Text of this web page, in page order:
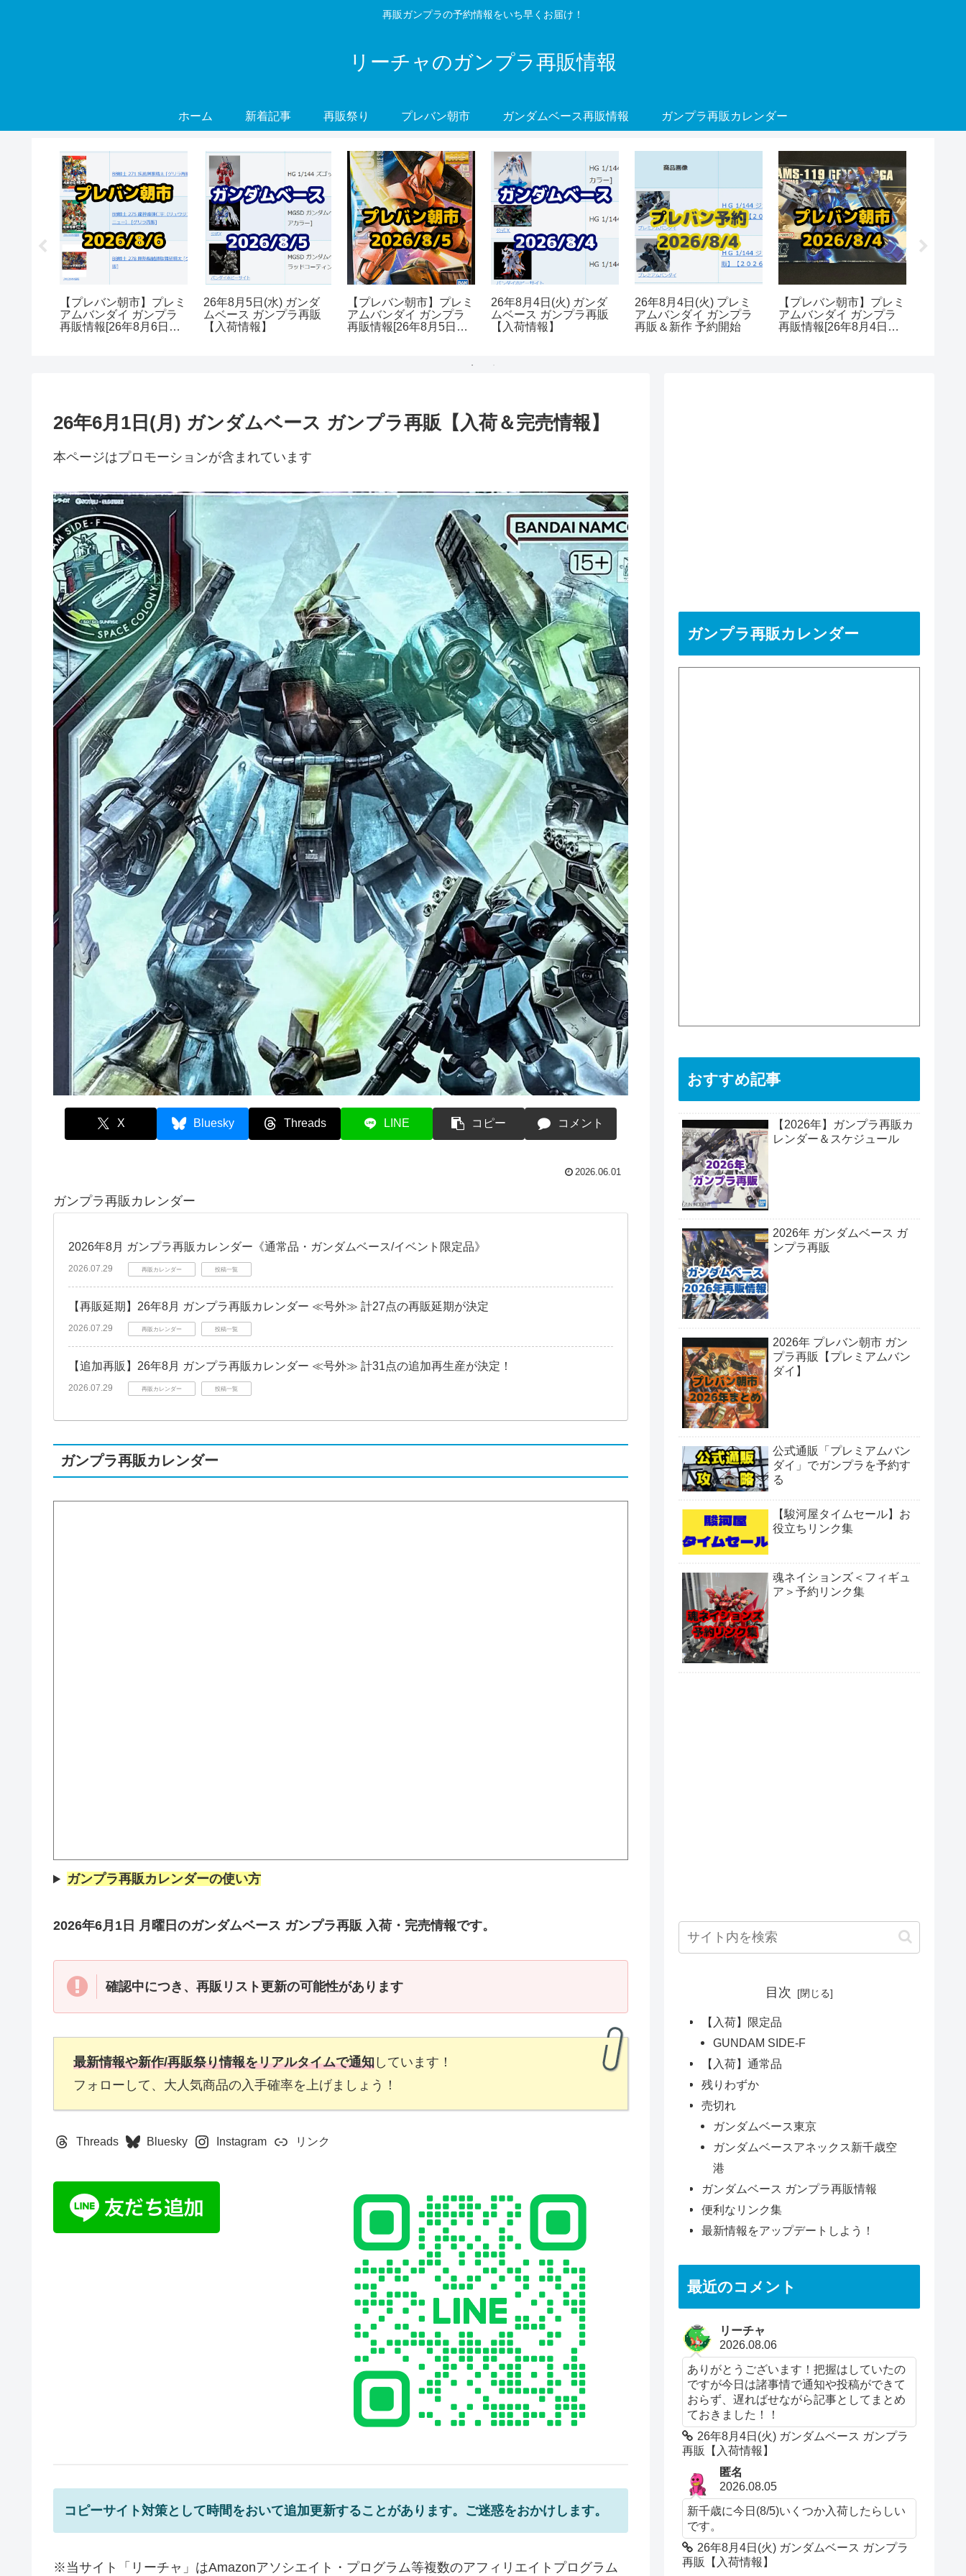
再販ガンプラの予約情報をいち早くお届け！
リーチャのガンプラ再販情報
ホーム 新着記事 再販祭り プレバン朝市 ガンダムベース再販情報 ガンプラ再販カレンダー
【プレバン朝市】プレミ
アムバンダイ ガンプラ
再販情報[26年8月6日
26年8月5日(水) ガンダ
ムベース ガンプラ再販
【入荷情報】
【プレバン朝市】プレミ
アムバンダイ ガンプラ
再販情報[26年8月5日
26年8月4日(火) ガンダ
ムベース ガンプラ再販
【入荷情報】
26年8月4日(火) プレミ
アムバンダイ ガンプラ
再販＆新作 予約開始
【プレバン朝市】プレミ
アムバンダイ ガンプラ
再販情報[26年8月4日
26年6月1日(月) ガンダムベース ガンプラ再販【入荷＆完売情報】
本ページはプロモーションが含まれています
X Bluesky Threads LINE コピー コメント
2026.06.01
ガンプラ再販カレンダー
2026年8月 ガンプラ再販カレンダー《通常品・ガンダムベース/イベント限定品》
2026.07.29 再販カレンダー 投稿一覧
【再販延期】26年8月 ガンプラ再販カレンダー ≪号外≫ 計27点の再販延期が決定
2026.07.29 再販カレンダー 投稿一覧
【追加再販】26年8月 ガンプラ再販カレンダー ≪号外≫ 計31点の追加再生産が決定！
2026.07.29 再販カレンダー 投稿一覧
ガンプラ再販カレンダー
ガンプラ再販カレンダーの使い方
2026年6月1日 月曜 日 のガンダムベース ガンプラ再販 入荷・完売情報です。
確認中につき、 再販リスト更新の可能性があります
最新情報や新作/再販祭り情報をリアルタイムで通知 しています！
フォローして、大人気商品の入手確率を上げましょう！
Threads Bluesky Instagram リンク
コピーサイト対策として時間をおいて追加更新することがあります。ご迷惑をおかけします。
※当サイト「リーチャ」はAmazonアソシエイト・プログラム等複数のアフィリエイトプログラム
ガンプラ再販カレンダー
おすすめ記事
【2026年】ガンプラ再販カ
レンダー＆スケジュール
2026年 ガンダムベース ガ
ンプラ再販
2026年 プレバン朝市 ガン
プラ再販【プレミアムバン
ダイ】
公式通販「プレミアムバン
ダイ」でガンプラを予約す
る
【駿河屋タイムセール】お
役立ちリンク集
魂ネイションズ＜フィギュ
ア＞予約リンク集
目次
【入荷】限定品
GUNDAM SIDE-F
【入荷】通常品
残りわずか
売切れ
ガンダムベース東京
ガンダムベースアネックス新千歳空
港
ガンダムベース ガンプラ再販情報
便利なリンク集
最新情報をアップデートしよう！
最近のコメント
リーチャ
2026.08.06
ありがとうございます！把握はしていたの
ですが今日は諸事情で通知や投稿ができて
おらず、遅ればせながら記事としてまとめ
ておきました！！
26年8月4日(火) ガンダムベース ガンプラ
再販【入荷情報】
匿名
2026.08.05
新千歳に今日(8/5)いくつか入荷したらしい
です。
26年8月4日(火) ガンダムベース ガンプラ
再販【入荷情報】